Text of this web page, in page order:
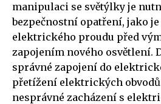
manipulaci se světýlky je
bezpečnostní opatření, jako
elektrického proudu před
zapojením nového osvětlení.
správné zapojení do
přetížení elektrických
nesprávné zacházení s